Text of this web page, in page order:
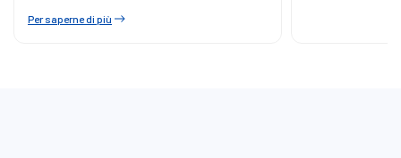
Per saperne di più